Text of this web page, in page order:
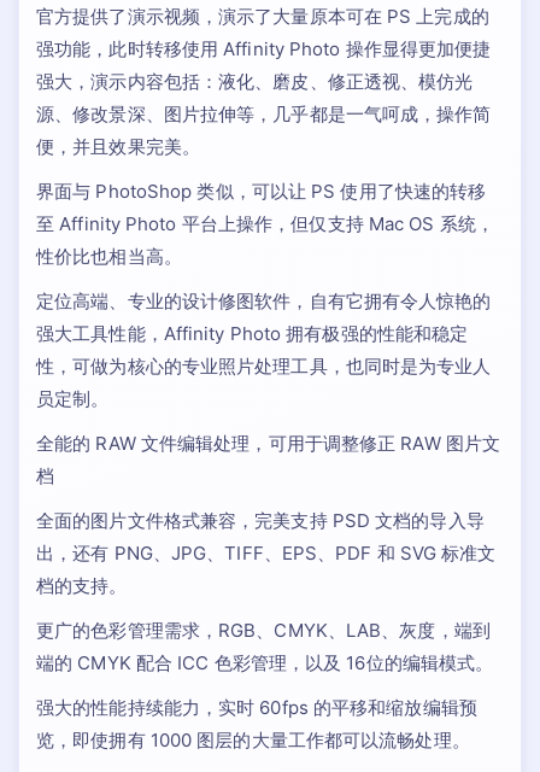
官方提供了演示视频，演示了大量原本可在 PS 上完成的
强功能，此时转移使用 Affinity Photo 操作显得更加便捷
强大，演示内容包括：液化、磨皮、修正透视、模仿光
源、修改景深、图片拉伸等，几乎都是一气呵成，操作简
便，并且效果完美。
界面与 PhotoShop 类似，可以让 PS 使用了快速的转移
至 Affinity Photo 平台上操作，但仅支持 Mac OS 系统，
性价比也相当高。
定位高端、专业的设计修图软件，自有它拥有令人惊艳的
强大工具性能，Affinity Photo 拥有极强的性能和稳定
性，可做为核心的专业照片处理工具，也同时是为专业人
员定制。
全能的 RAW 文件编辑处理，可用于调整修正 RAW 图片文
档
全面的图片文件格式兼容，完美支持 PSD 文档的导入导
出，还有 PNG、JPG、TIFF、EPS、PDF 和 SVG 标准文
档的支持。
更广的色彩管理需求，RGB、CMYK、LAB、灰度，端到
端的 CMYK 配合 ICC 色彩管理，以及 16位的编辑模式。
强大的性能持续能力，实时 60fps 的平移和缩放编辑预
览，即使拥有 1000 图层的大量工作都可以流畅处理。